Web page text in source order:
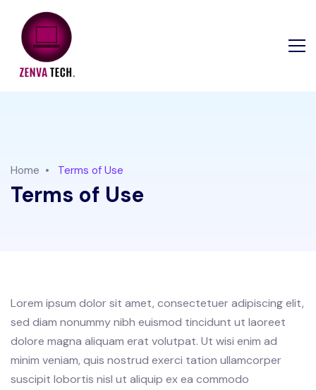
Home Terms of Use
Terms of Use
Lorem ipsum dolor sit amet, consectetuer adipiscing elit,
sed diam nonummy nibh euismod tincidunt ut laoreet
dolore magna aliquam erat volutpat. Ut wisi enim ad
minim veniam, quis nostrud exerci tation ullamcorper
suscipit lobortis nisl ut aliquip ex ea commodo